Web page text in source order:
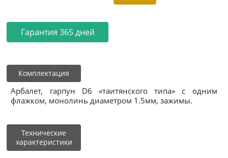
Гарантия 365 дней
Комплектация
Арбалет, гарпун D6 «таитянского типа» с одним
флажком, монолинь диаметром 1.5мм, зажимы.
Технические
характеристики